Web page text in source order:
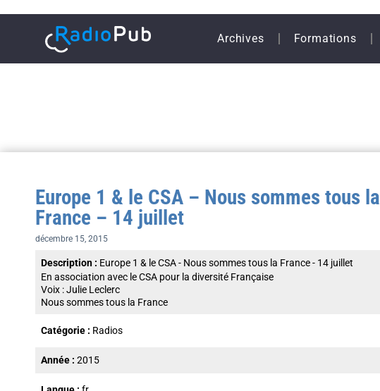
Archives Formations
Europe 1 & le CSA – Nous sommes tous la
France – 14 juillet
décembre 15, 2015
Description : Europe 1 & le CSA - Nous sommes tous la France - 14 juillet
En association avec le CSA pour la diversité Française
Voix : Julie Leclerc
Nous sommes tous la France
Catégorie : Radios
Année : 2015